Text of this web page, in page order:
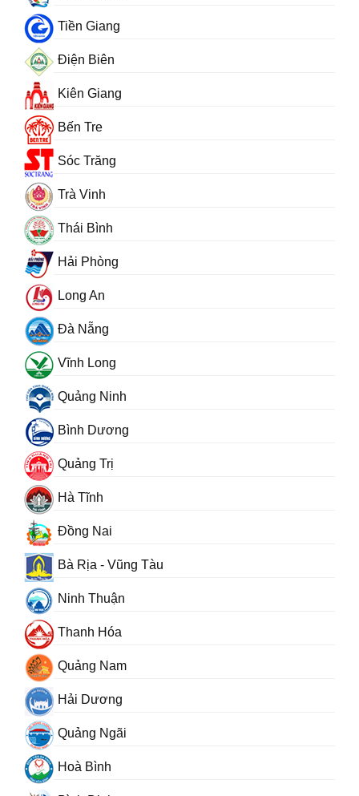
Tiền Giang
Điện Biên
Kiên Giang
Bến Tre
Sóc Trăng
Trà Vinh
Thái Bình
Hải Phòng
Long An
Đà Nẵng
Vĩnh Long
Quảng Ninh
Bình Dương
Quảng Trị
Hà Tĩnh
Đồng Nai
Bà Rịa - Vũng Tàu
Ninh Thuận
Thanh Hóa
Quảng Nam
Hải Dương
Quảng Ngãi
Hoà Bình